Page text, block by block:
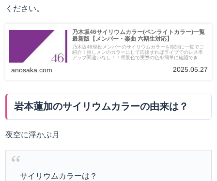
ください。
乃木坂46サイリウムカラー(ペンライトカラー)一覧
最新版【メンバー・楽曲 六期生対応】
乃木坂46現役メンバーのサイリウムカラーを期別に一覧でご
紹介！推しメンのカラーにして応援すればライブでのレス率
アップ間違いなし！！背景色で実際の色を簡単に確認できま
anosaka.com 2025.05.27
岩本蓮加のサイリウムカラーの由来は？
夜空に浮かぶ月
サイリウムカラーは？